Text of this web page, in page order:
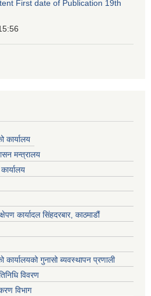
First date of Publication 19th
कार्यालय
मन्त्रालय
कार्यादल सिंहदरबार, काठमाडौं
कार्यालयको गुनासो ब्यवस्थापन प्रणाली
विवरण
विभाग